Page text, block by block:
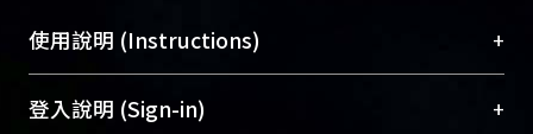
用逐年攀升。同時可加速研究發展、提升研究影響
Archive）平台。 （點選深入了解OA）
含部分內容的版權非匯入者所有，或由第三方贊
助與合作完成，請確認該版權所有者及第三方同
意提供此授權。
使用說明 (Instructions) +
網站簡介(Quickstart Guide)
登入說明 (Sign-in) +